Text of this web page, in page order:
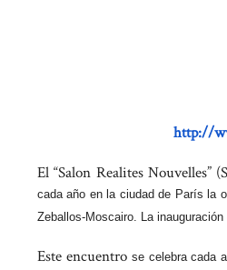
http://
El “Salon Realites Nouvelles”
cada año en la ciudad de París la
Zeballos-Moscairo. La
Este encuentro se celebra cada